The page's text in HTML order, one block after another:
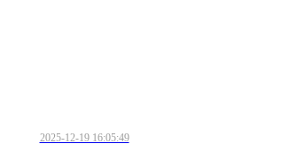
2025-12-19 16:05:49